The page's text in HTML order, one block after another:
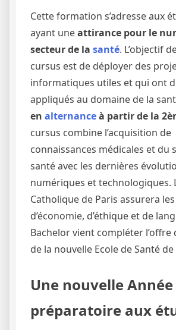
Cette formation s’adresse aux
ayant uneattirance pour le
secteur de la santé. L’objectif
cursus est de déployer des
informatiques utiles et qui ont
appliqués au domaine de la
en alternanceà partir de la
cursus combine l’acquisition de
connaissances médicales et du
santé avec les dernières
numériques et technologiques.
Catholique de Paris assurera
d’économie, d’éthique et de
Bachelor vient compléter
de la nouvelle Ecole de Santé de
Une nouvelle Année
préparatoire aux